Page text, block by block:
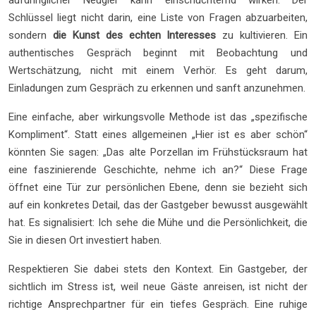
Schlüssel liegt nicht darin, eine Liste von Fragen abzuarbeiten,
sondern die Kunst des echten Interesses zu kultivieren. Ein
authentisches Gespräch beginnt mit Beobachtung und
Wertschätzung, nicht mit einem Verhör. Es geht darum,
Einladungen zum Gespräch zu erkennen und sanft anzunehmen.
Eine einfache, aber wirkungsvolle Methode ist das „spezifische
Kompliment“. Statt eines allgemeinen „Hier ist es aber schön“
könnten Sie sagen: „Das alte Porzellan im Frühstücksraum hat
eine faszinierende Geschichte, nehme ich an?“ Diese Frage
öffnet eine Tür zur persönlichen Ebene, denn sie bezieht sich
auf ein konkretes Detail, das der Gastgeber bewusst ausgewählt
hat. Es signalisiert: Ich sehe die Mühe und die Persönlichkeit, die
Sie in diesen Ort investiert haben.
Respektieren Sie dabei stets den Kontext. Ein Gastgeber, der
sichtlich im Stress ist, weil neue Gäste anreisen, ist nicht der
richtige Ansprechpartner für ein tiefes Gespräch. Eine ruhige